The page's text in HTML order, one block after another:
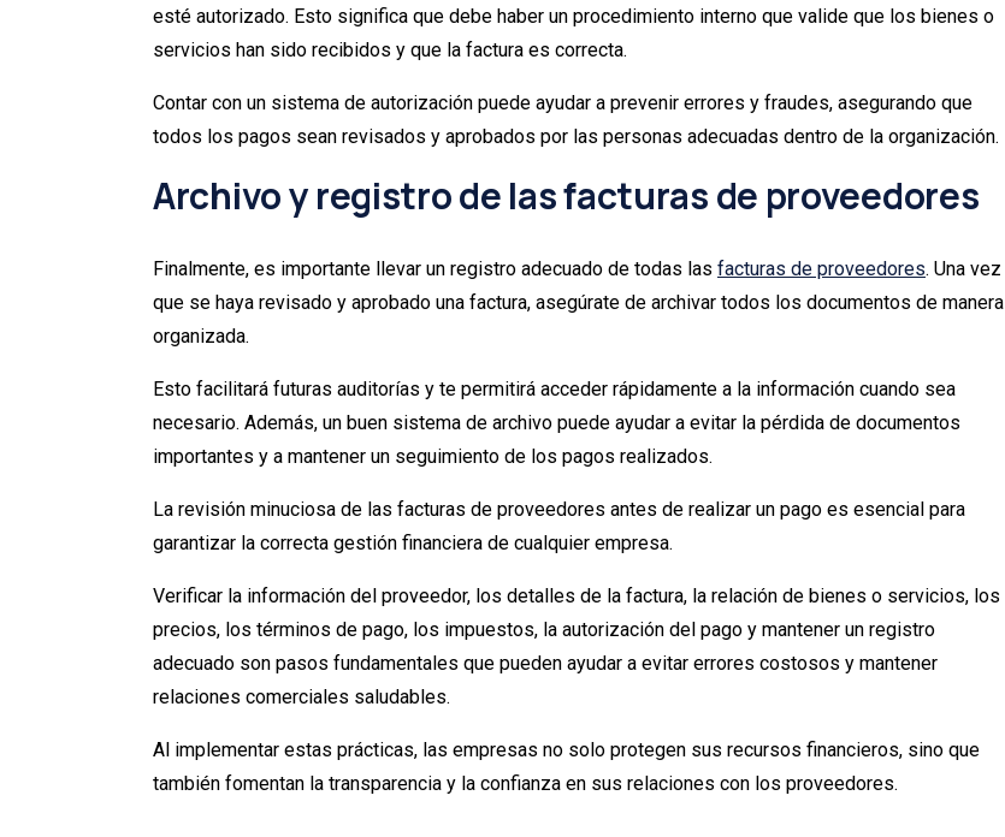
esté autorizado. Esto significa que debe haber un procedimiento interno que valide que los bienes o
servicios han sido recibidos y que la factura es correcta.
Contar con un sistema de autorización puede ayudar a prevenir errores y fraudes, asegurando que
todos los pagos sean revisados y aprobados por las personas adecuadas dentro de la organización.
Archivo y registro de las facturas de proveedores
Finalmente, es importante llevar un registro adecuado de todas las facturas de proveedores. Una vez
que se haya revisado y aprobado una factura, asegúrate de archivar todos los documentos de manera
organizada.
Esto facilitará futuras auditorías y te permitirá acceder rápidamente a la información cuando sea
necesario. Además, un buen sistema de archivo puede ayudar a evitar la pérdida de documentos
importantes y a mantener un seguimiento de los pagos realizados.
La revisión minuciosa de las facturas de proveedores antes de realizar un pago es esencial para
garantizar la correcta gestión financiera de cualquier empresa.
Verificar la información del proveedor, los detalles de la factura, la relación de bienes o servicios, los
precios, los términos de pago, los impuestos, la autorización del pago y mantener un registro
adecuado son pasos fundamentales que pueden ayudar a evitar errores costosos y mantener
relaciones comerciales saludables.
Al implementar estas prácticas, las empresas no solo protegen sus recursos financieros, sino que
también fomentan la transparencia y la confianza en sus relaciones con los proveedores.